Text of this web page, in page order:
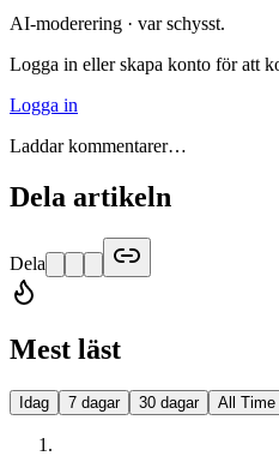
AI-moderering · var schysst.
Logga in eller skapa konto för att
Logga in
Laddar kommentarer…
Dela artikeln
Dela
Mest läst
Idag 7 dagar 30 dagar All Time